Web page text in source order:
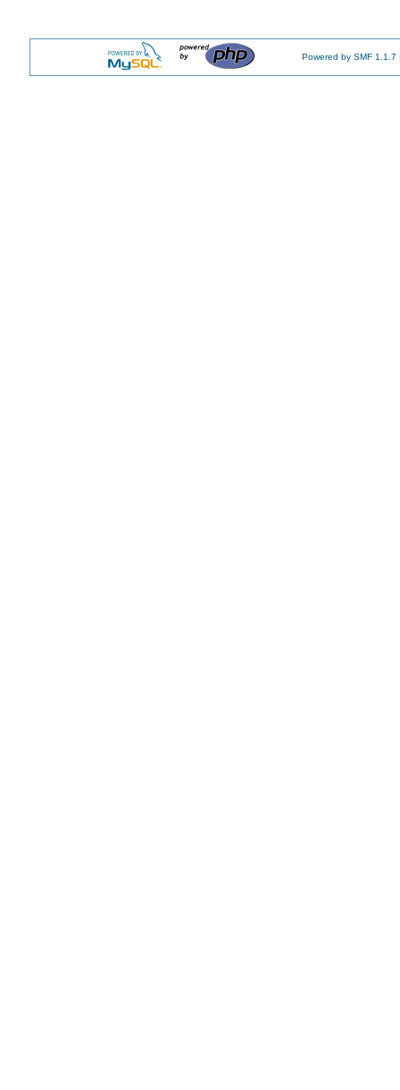
Powered by SMF 1.1.7